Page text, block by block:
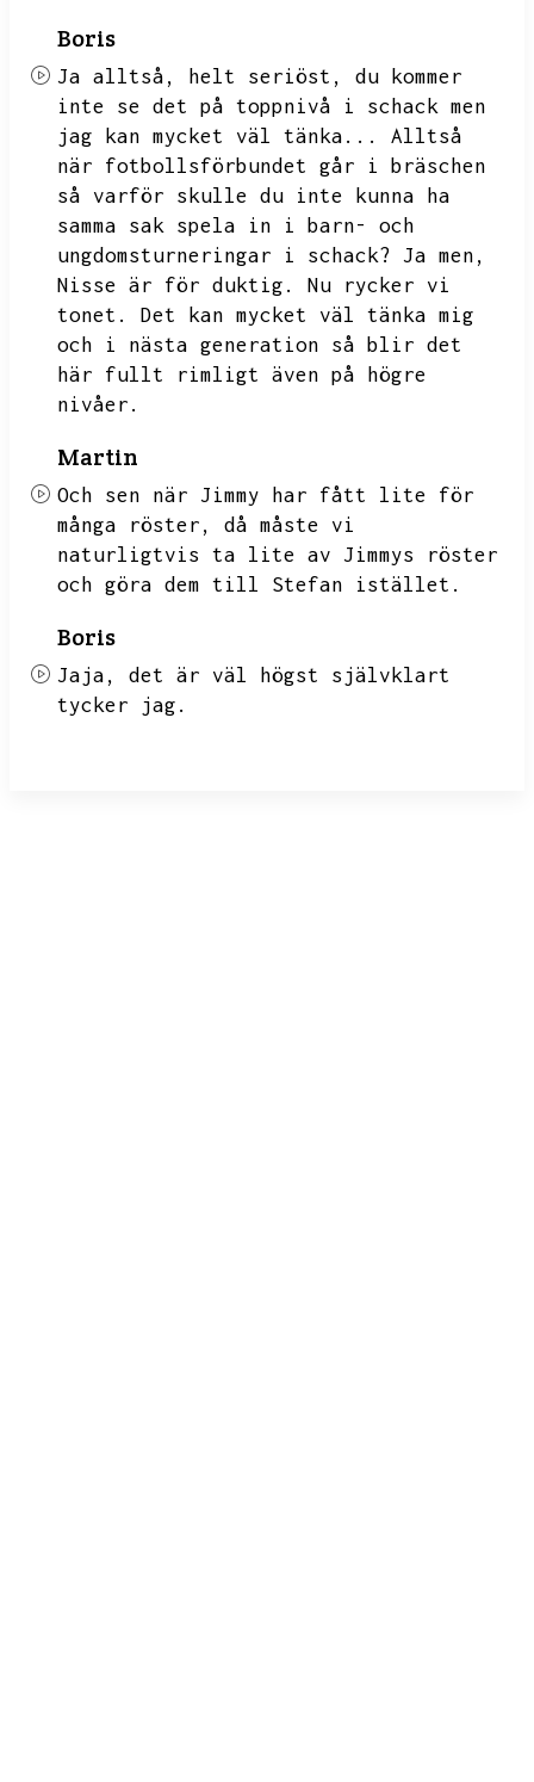
Boris
Ja alltså, helt seriöst,
du kommer
inte se det på toppnivå i schack men
jag kan mycket väl tänka...
Alltså
när fotbollsförbundet går i bräschen
så varför skulle du inte kunna ha
samma sak spela in i barn- och
ungdomsturneringar i schack? Ja men,
Nisse är för duktig.
Nu rycker vi
tonet.
Det kan mycket väl tänka mig
och i nästa generation så blir det
här fullt rimligt även på högre
nivåer.
Martin
Och sen när Jimmy har fått lite för
många röster,
då måste vi
naturligtvis ta lite av Jimmys röster
och göra dem till Stefan istället.
Boris
Jaja,
det är väl högst självklart
tycker jag.